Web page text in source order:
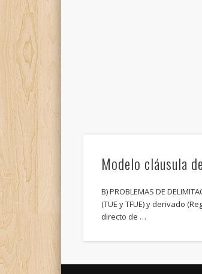
Modelo cláusula
B) PROBLEMAS DE
(TUE y TFUE) y derivado
directo de …